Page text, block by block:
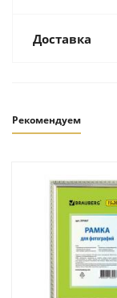
Доставка
Рекомендуем